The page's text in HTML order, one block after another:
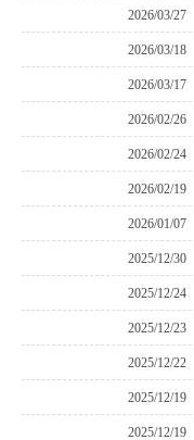
2026/03/27
2026/03/18
2026/03/17
2026/02/26
2026/02/24
2026/02/19
2026/01/07
2025/12/30
2025/12/24
2025/12/23
2025/12/22
2025/12/19
2025/12/19